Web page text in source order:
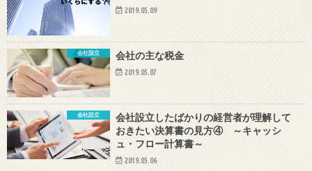
2019.05.09
会社設立 会社の主な税金
2019.05.07
会社設立
会社設立したばかりの経営者が理解して
おきたい決算書の見方④ ～キャッシ
ュ・フロー計算書～
2019.05.06